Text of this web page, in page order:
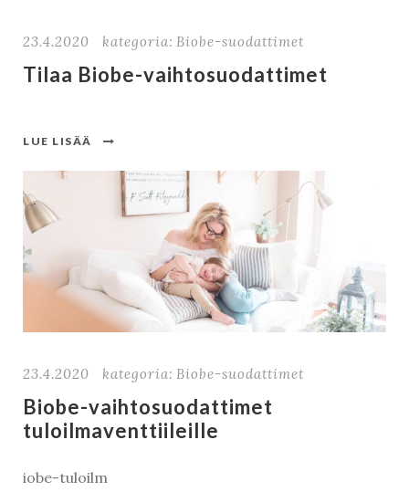
23.4.2020 kategoria: Biobe-suodattimet
Tilaa Biobe-vaihtosuodattimet
LUE LISÄÄ
23.4.2020 kategoria: Biobe-suodattimet
Biobe-vaihtosuodattimet
tuloilmaventtiileille
iobe-tuloilm